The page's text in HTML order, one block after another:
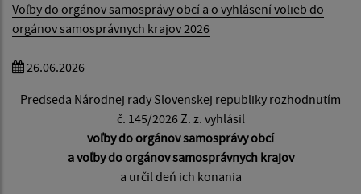
Voľby do orgánov samosprávy obcí a o vyhlásení volieb do
orgánov samosprávnych krajov 2026
26.06.2026
Predseda Národnej rady Slovenskej republiky rozhodnutím
č. 145/2026 Z. z. vyhlásil
voľby do orgánov samosprávy obcí
a voľby do orgánov samosprávnych krajov
a určil deň ich konania